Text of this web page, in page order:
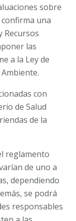
sobre
una
Recursos
las
a la Ley de
con
de Salud
de la
reglamento
de uno a
dependiendo
se podrá
responsables